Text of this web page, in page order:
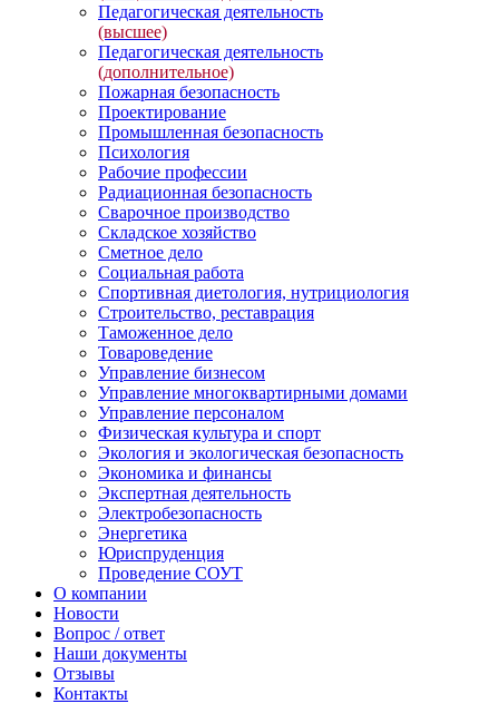
Педагогическая деятельность
(высшее)
Педагогическая деятельность
(дополнительное)
Пожарная безопасность
Проектирование
Промышленная безопасность
Психология
Рабочие профессии
Радиационная безопасность
Сварочное производство
Складское хозяйство
Сметное дело
Социальная работа
Спортивная диетология, нутрициология
Строительство, реставрация
Таможенное дело
Товароведение
Управление бизнесом
Управление многоквартирными домами
Управление персоналом
Физическая культура и спорт
Экология и экологическая безопасность
Экономика и финансы
Экспертная деятельность
Электробезопасность
Энергетика
Юриспруденция
Проведение СОУТ
О компании
Новости
Вопрос / ответ
Наши документы
Отзывы
Контакты